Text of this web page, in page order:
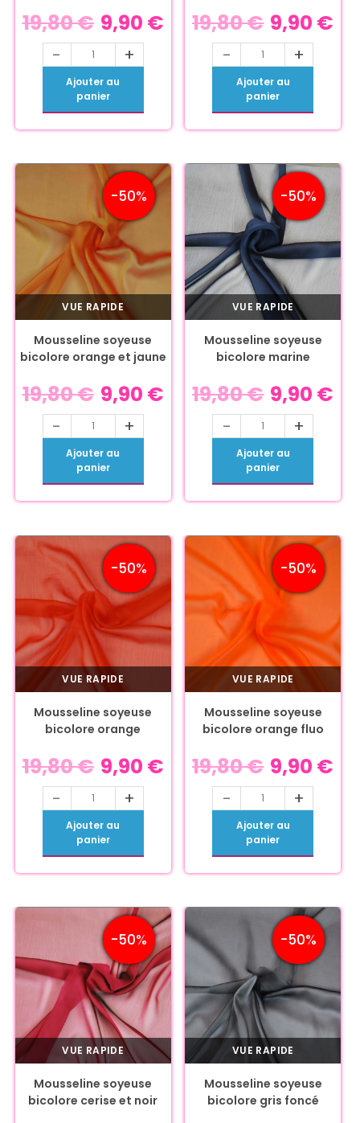
19,80€ 9,90 €
- +
Ajouter au
panier
19,80€ 9,90 €
- +
Ajouter au
panier
-50%
VUE RAPIDE
Mousseline soyeuse
bicolore orange et jaune
19,80€ 9,90 €
- +
Ajouter au
panier
-50%
VUE RAPIDE
Mousseline soyeuse
bicolore marine
19,80€ 9,90 €
- +
Ajouter au
panier
-50%
VUE RAPIDE
Mousseline soyeuse
bicolore orange
19,80€ 9,90 €
- +
Ajouter au
panier
-50%
VUE RAPIDE
Mousseline soyeuse
bicolore orange fluo
19,80€ 9,90 €
- +
Ajouter au
panier
-50%
VUE RAPIDE
Mousseline soyeuse
bicolore cerise et noir
-50%
VUE RAPIDE
Mousseline soyeuse
bicolore gris foncé